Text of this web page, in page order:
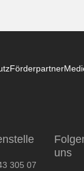
Förderpartner
305 07
uns